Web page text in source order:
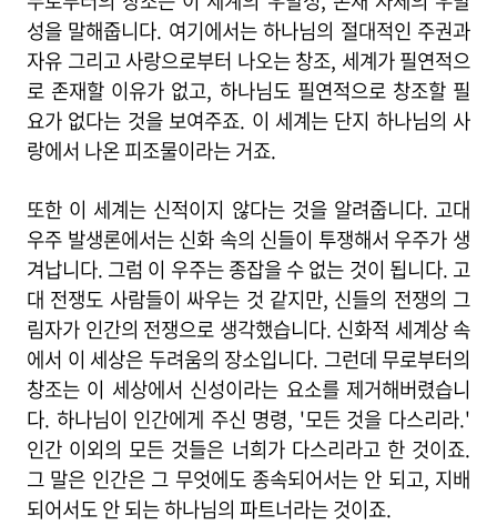
성을 말해줍니다. 여기에서는 하나님의 절대적인 주권과
자유 그리고 사랑으로부터 나오는 창조, 세계가 필연적으
로 존재할 이유가 없고, 하나님도 필연적으로 창조할 필
요가 없다는 것을 보여주죠. 이 세계는 단지 하나님의 사
랑에서 나온 피조물이라는 거죠.
또한 이 세계는 신적이지 않다는 것을 알려줍니다. 고대
우주 발생론에서는 신화 속의 신들이 투쟁해서 우주가 생
겨납니다. 그럼 이 우주는 종잡을 수 없는 것이 됩니다. 고
대 전쟁도 사람들이 싸우는 것 같지만, 신들의 전쟁의 그
림자가 인간의 전쟁으로 생각했습니다. 신화적 세계상 속
에서 이 세상은 두려움의 장소입니다. 그런데 무로부터의
창조는 이 세상에서 신성이라는 요소를 제거해버렸습니
다. 하나님이 인간에게 주신 명령, '모든 것을 다스리라.'
인간 이외의 모든 것들은 너희가 다스리라고 한 것이죠.
그 말은 인간은 그 무엇에도 종속되어서는 안 되고, 지배
되어서도 안 되는 하나님의 파트너라는 것이죠.